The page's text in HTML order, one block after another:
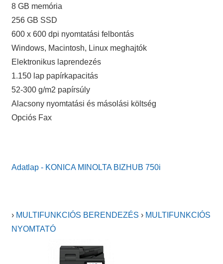
8 GB memória
256 GB SSD
600 x 600 dpi nyomtatási felbontás
Windows, Macintosh, Linux meghajtók
Elektronikus laprendezés
1.150 lap papírkapacitás
52-300 g/m2 papírsúly
Alacsony nyomtatási és másolási költség
Opciós Fax
Adatlap - KONICA MINOLTA BIZHUB 750i
› MULTIFUNKCIÓS BERENDEZÉS › MULTIFUNKCIÓS
NYOMTATÓ